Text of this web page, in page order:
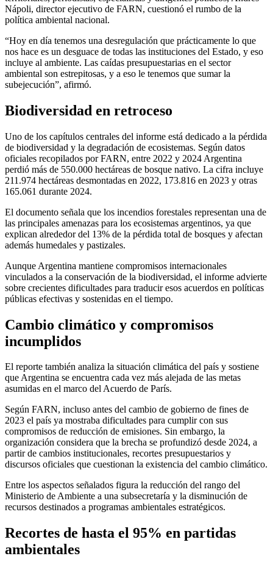
Nápoli, director ejecutivo de FARN, cuestionó el rumbo de la
política ambiental nacional.
“Hoy en día tenemos una desregulación que prácticamente lo que
nos hace es un desguace de todas las instituciones del Estado, y eso
incluye al ambiente. Las caídas presupuestarias en el sector
ambiental son estrepitosas, y a eso le tenemos que sumar la
subejecución”, afirmó.
Biodiversidad en retroceso
Uno de los capítulos centrales del informe está dedicado a la pérdida
de biodiversidad y la degradación de ecosistemas. Según datos
oficiales recopilados por FARN, entre 2022 y 2024 Argentina
perdió más de 550.000 hectáreas de bosque nativo. La cifra incluye
211.974 hectáreas desmontadas en 2022, 173.816 en 2023 y otras
165.061 durante 2024.
El documento señala que los incendios forestales representan una de
las principales amenazas para los ecosistemas argentinos, ya que
explican alrededor del 13% de la pérdida total de bosques y afectan
además humedales y pastizales.
Aunque Argentina mantiene compromisos internacionales
vinculados a la conservación de la biodiversidad, el informe advierte
sobre crecientes dificultades para traducir esos acuerdos en políticas
públicas efectivas y sostenidas en el tiempo.
Cambio climático y compromisos
incumplidos
El reporte también analiza la situación climática del país y sostiene
que Argentina se encuentra cada vez más alejada de las metas
asumidas en el marco del Acuerdo de París.
Según FARN, incluso antes del cambio de gobierno de fines de
2023 el país ya mostraba dificultades para cumplir con sus
compromisos de reducción de emisiones. Sin embargo, la
organización considera que la brecha se profundizó desde 2024, a
partir de cambios institucionales, recortes presupuestarios y
discursos oficiales que cuestionan la existencia del cambio climático.
Entre los aspectos señalados figura la reducción del rango del
Ministerio de Ambiente a una subsecretaría y la disminución de
recursos destinados a programas ambientales estratégicos.
Recortes de hasta el 95% en partidas
ambientales